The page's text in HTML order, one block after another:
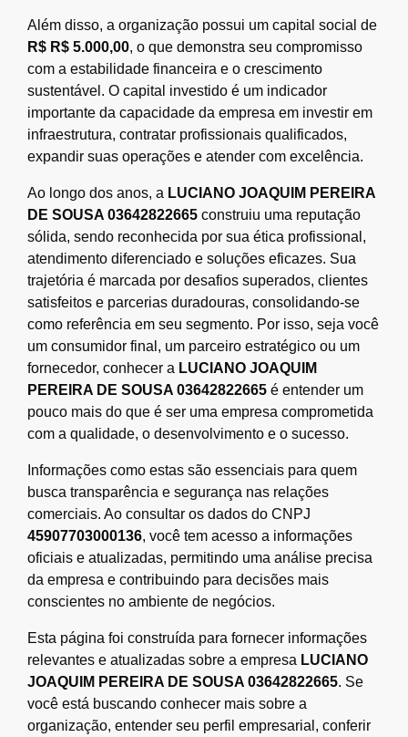
Além disso, a organização possui um capital social de
R$ R$ 5.000,00, o que demonstra seu compromisso
com a estabilidade financeira e o crescimento
sustentável. O capital investido é um indicador
importante da capacidade da empresa em investir em
infraestrutura, contratar profissionais qualificados,
expandir suas operações e atender com excelência.
Ao longo dos anos, a LUCIANO JOAQUIM PEREIRA
DE SOUSA 03642822665 construiu uma reputação
sólida, sendo reconhecida por sua ética profissional,
atendimento diferenciado e soluções eficazes. Sua
trajetória é marcada por desafios superados, clientes
satisfeitos e parcerias duradouras, consolidando-se
como referência em seu segmento. Por isso, seja você
um consumidor final, um parceiro estratégico ou um
fornecedor, conhecer a LUCIANO JOAQUIM
PEREIRA DE SOUSA 03642822665 é entender um
pouco mais do que é ser uma empresa comprometida
com a qualidade, o desenvolvimento e o sucesso.
Informações como estas são essenciais para quem
busca transparência e segurança nas relações
comerciais. Ao consultar os dados do CNPJ
45907703000136, você tem acesso a informações
oficiais e atualizadas, permitindo uma análise precisa
da empresa e contribuindo para decisões mais
conscientes no ambiente de negócios.
Esta página foi construída para fornecer informações
relevantes e atualizadas sobre a empresa LUCIANO
JOAQUIM PEREIRA DE SOUSA 03642822665. Se
você está buscando conhecer mais sobre a
organização, entender seu perfil empresarial, conferir